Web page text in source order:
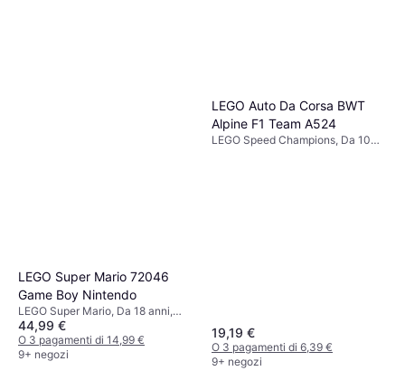
LEGO Super Mario 72046
Game Boy Nintendo
LEGO Super Mario, Da 18 anni,
421 Pezzi
44,99 €
O 3 pagamenti di 14,99 €
9+ negozi
LEGO Auto Da Corsa BWT
Alpine F1 Team A524
LEGO Speed Champions, Da 10
19,19 €
O 3 pagamenti di 6,39 €
9+ negozi